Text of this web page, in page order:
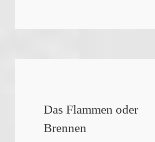
Das Flammen oder
Brennen